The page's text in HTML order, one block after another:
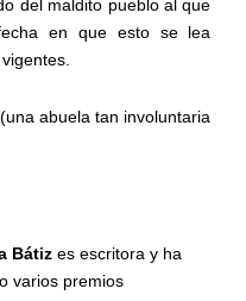
del maldito pueblo al que
en que esto se lea
(una abuela tan involuntaria
Bátizes escritora y ha
varios premios